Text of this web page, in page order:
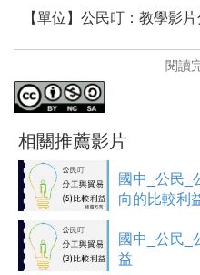
【單位】公民叮：教學影
「公民叮：教學影片分享
的分享來縮短數位落差，
供每一個學生向上水平流動
「光明燈」的諧音，我們
例子與講解，讓所有人都
照亮您的學習之路！
【影片簡介】
此影片為公民叮「國中公民
利益分工」的教學影片。
閱讀
相關推薦影片
國中_公民_
向的比較利
國中_公民_
益